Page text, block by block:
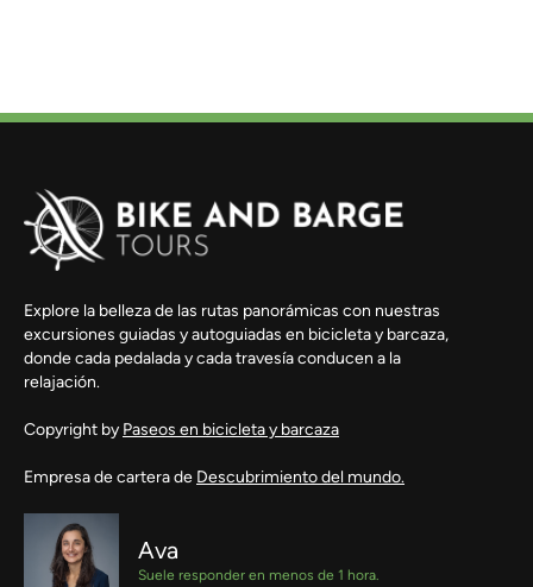
Explore la belleza de las rutas panorámicas con nuestras
excursiones guiadas y autoguiadas en bicicleta y barcaza,
donde cada pedalada y cada travesía conducen a la
relajación.
Copyright by Paseos en bicicleta y barcaza
Empresa de cartera de Descubrimiento del mundo.
Ava
Suele responder en menos de 1 hora.